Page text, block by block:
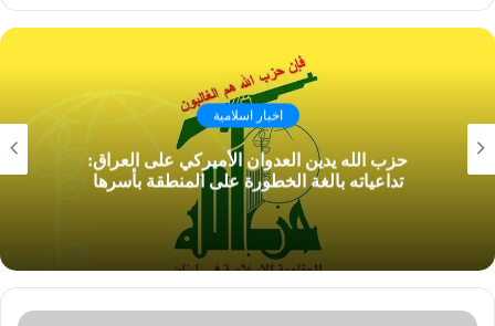
اخبار اسلامية
حزب الله يدين العدوان الأميركي على العراق:
تداعياته بالغة الخطورة على المنطقة بأسرها